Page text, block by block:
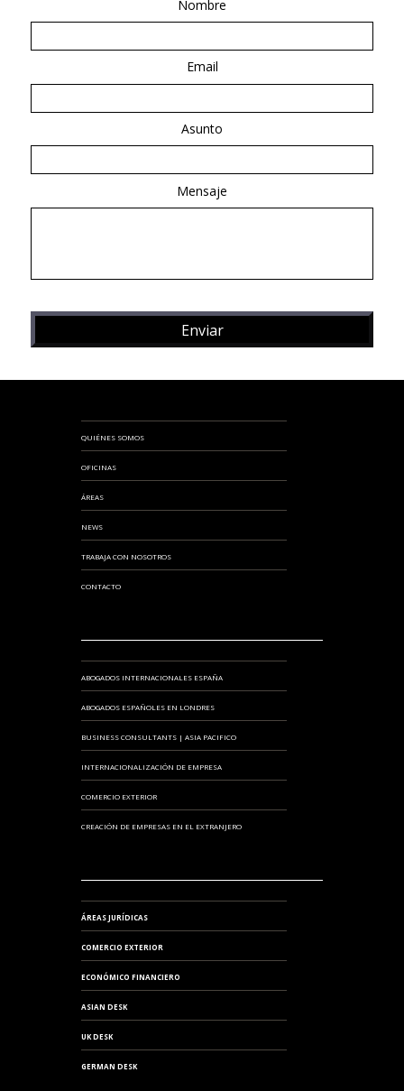
Nombre
Email
Asunto
Mensaje
QUIÉNES SOMOS
OFICINAS
ÁREAS
NEWS
TRABAJA CON NOSOTROS
CONTACTO
ABOGADOS INTERNACIONALES ESPAÑA
ABOGADOS ESPAÑOLES EN LONDRES
BUSINESS CONSULTANTS | ASIA PACIFICO
INTERNACIONALIZACIÓN DE EMPRESA
COMERCIO EXTERIOR
CREACIÓN DE EMPRESAS EN EL EXTRANJERO
ÁREAS JURÍDICAS
COMERCIO EXTERIOR
ECONÓMICO FINANCIERO
ASIAN DESK
UK DESK
GERMAN DESK